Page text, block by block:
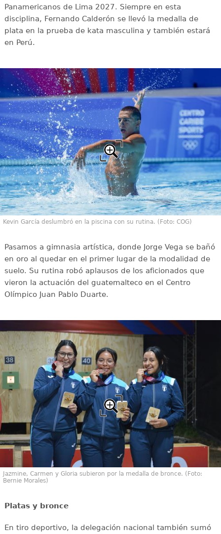
Panamericanos de Lima 2027. Siempre en esta
disciplina, Fernando Calderón se llevó la medalla de
plata en la prueba de kata masculina y también estará
en Perú.
Kevin García deslumbró en la piscina con su rutina. (Foto: COG)
Pasamos a gimnasia artística, donde Jorge Vega se bañó
en oro al quedar en el primer lugar de la modalidad de
suelo. Su rutina robó aplausos de los aficionados que
vieron la actuación del guatemalteco en el Centro
Olímpico Juan Pablo Duarte.
Jazmine, Carmen y Gloria subieron por la medalla de bronce. (Foto:
Bernie Morales)
Platas y bronce
En tiro deportivo, la delegación nacional también sumó